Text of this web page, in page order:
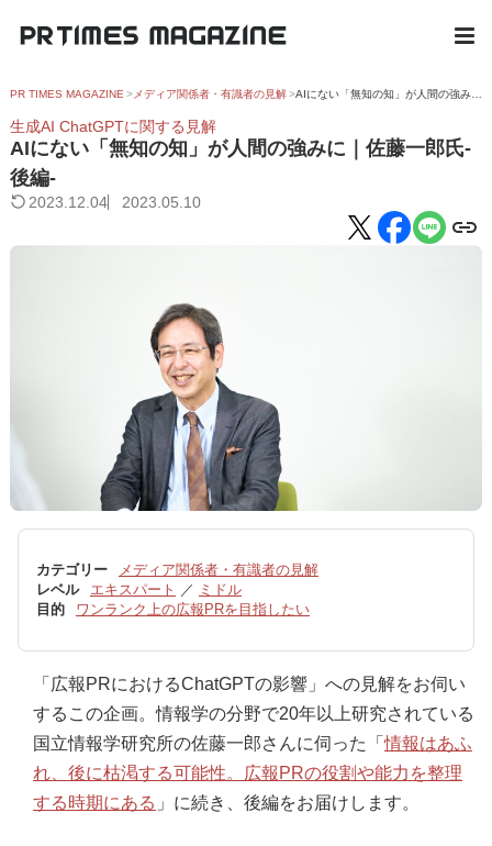
PR TIMES MAGAZINE メディア関係者・有識者の見解 AIにない「無知の知」が人間の強みに｜佐藤一郎氏-後編-
生成AI ChatGPTに関する見解
AIにない「無知の知」が人間の強みに｜佐藤一郎氏-
後編-
2023.12.04 2023.05.10
カテゴリー
メディア関係者・有識者の見解
レベル
エキスパート ／ ミドル
目的
ワンランク上の広報PRを目指したい
「広報PRにおけるChatGPTの影響」への見解をお伺い
するこの企画。情報学の分野で20年以上研究されている
国立情報学研究所の佐藤一郎さんに伺った「情報はあふ
れ、後に枯渇する可能性。広報PRの役割や能力を整理
する時期にある 」に続き、後編をお届けします。